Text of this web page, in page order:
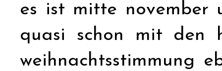
es ist mitte november
quasi schon mit den
weihnachtsstimmung